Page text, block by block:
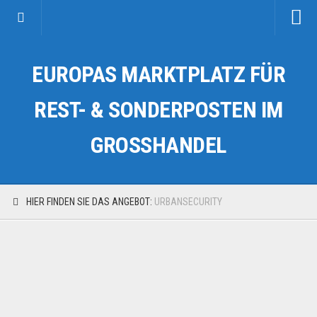
Kategorien
Auto & Motorrad
Fahrzeuge & Transport
EUROPAS MARKTPLATZ FÜR
REST- & SONDERPOSTEN IM
GROSSHANDEL
HIER FINDEN SIE DAS ANGEBOT: URBANSECURITY